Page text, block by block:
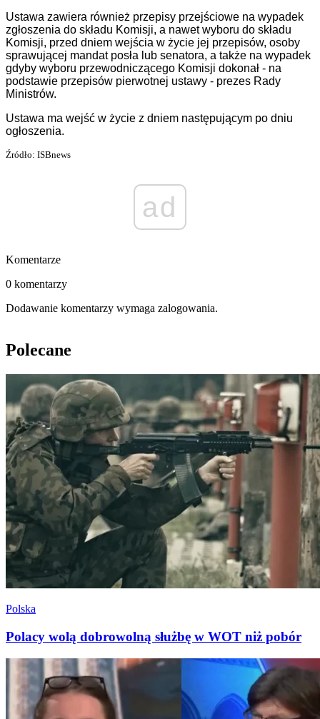
Ustawa zawiera również przepisy przejściowe na wypadek
zgłoszenia do składu Komisji, a nawet wyboru do składu
Komisji, przed dniem wejścia w życie jej przepisów, osoby
sprawującej mandat posła lub senatora, a także na wypadek
gdyby wyboru przewodniczącego Komisji dokonał - na
podstawie przepisów pierwotnej ustawy - prezes Rady
Ministrów.
Ustawa ma wejść w życie z dniem następującym po dniu
ogłoszenia.
Źródło: ISBnews
ad
Komentarze
0 komentarzy
Dodawanie komentarzy wymaga zalogowania.
Polecane
Polska
Polacy wolą dobrowolną służbę w WOT niż pobór